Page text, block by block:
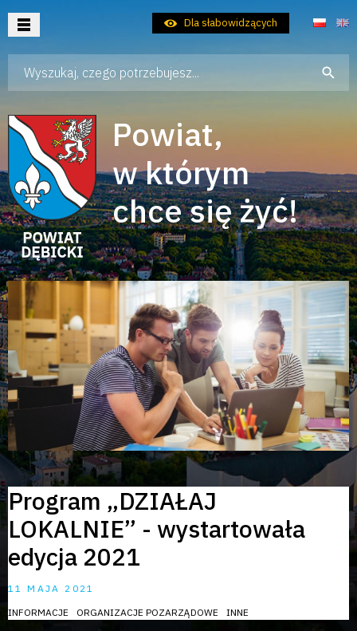
Aktualności
Dla Mieszkańca
Dla Turysty
Dla Inwestora
Kontakt
Dla słabowidzących
Powiat,
w którym
chce się żyć!
Program „DZIAŁAJ
LOKALNIE” - wystartowała
edycja 2021
11 MAJA 2021
INFORMACJE
ORGANIZACJE POZARZĄDOWE INNE